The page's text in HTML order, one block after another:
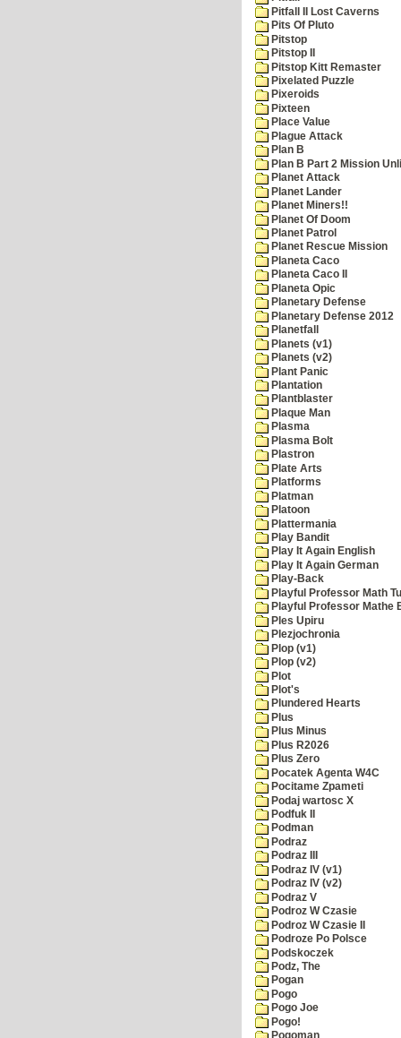
Pitfall II Lost Caverns
Pits Of Pluto
Pitstop
Pitstop II
Pitstop Kitt Remaster
Pixelated Puzzle
Pixeroids
Pixteen
Place Value
Plague Attack
Plan B
Plan B Part 2 Mission
Planet Attack
Planet Lander
Planet Miners!!
Planet Of Doom
Planet Patrol
Planet Rescue Mission
Planeta Caco
Planeta Caco II
Planeta Opic
Planetary Defense
Planetary Defense 2012
Planetfall
Planets (v1)
Planets (v2)
Plant Panic
Plantation
Plantblaster
Plaque Man
Plasma
Plasma Bolt
Plastron
Plate Arts
Platforms
Platman
Platoon
Plattermania
Play Bandit
Play It Again English
Play It Again German
Play-Back
Playful Professor Math
Playful Professor Mathe
Ples Upiru
Plezjochronia
Plop (v1)
Plop (v2)
Plot
Plot's
Plundered Hearts
Plus
Plus Minus
Plus R2026
Plus Zero
Pocatek Agenta W4C
Pocitame Zpameti
Podaj wartosc X
Podfuk II
Podman
Podraz
Podraz III
Podraz IV (v1)
Podraz IV (v2)
Podraz V
Podroz W Czasie
Podroz W Czasie II
Podroze Po Polsce
Podskoczek
Podz, The
Pogan
Pogo
Pogo Joe
Pogo!
Pogoman